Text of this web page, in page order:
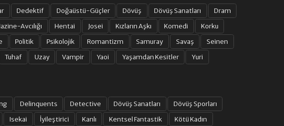
Dedektif Doğaüstü-Güçler Dövüş Dövüş Sanatları
Dram
Avcılığı Hentai Josei Kızların Aşkı Komedi
Korku
Politik Psikolojik Romantizm Samuray Savaş
Seinen
Tuhaf Uzay Vampir Yaoi Yaşamdan Kesitler Yuri
Delinquents Detective Dövüş Sanatları
Dövüş Sporları
Isekai İyileştirici Kanlı Kentsel Fantastik
Kötü Kadın